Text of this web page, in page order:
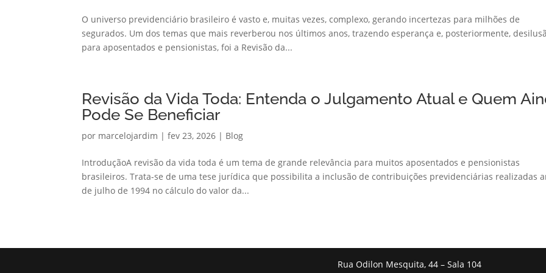
O universo previdenciário brasileiro é vasto e, muitas vezes, complexo, gerando incertezas para milhões de
segurados. Um dos temas que mais reverberou nos últimos anos, trazendo esperança e, posteriormente,
para aposentados e pensionistas, foi a Revisão da...
Revisão da Vida Toda: Entenda o Julgamento Atual e Quem
Pode Se Beneficiar
por marcelojardim |fev 23, 2026 | Blog
IntroduçãoA revisão da vida toda é um tema de grande relevância para muitos aposentados e pensionistas
brasileiros. Trata-se de uma tese jurídica que possibilita a inclusão de contribuições previdenciárias realizadas
de julho de 1994 no cálculo do valor da...
Rua Odilon Mesquita, 44 – Sala 104